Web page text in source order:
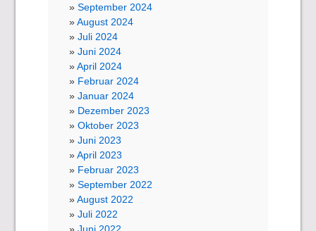
September 2024
August 2024
Juli 2024
Juni 2024
April 2024
Februar 2024
Januar 2024
Dezember 2023
Oktober 2023
Juni 2023
April 2023
Februar 2023
September 2022
August 2022
Juli 2022